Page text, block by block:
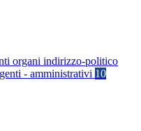
organi indirizzo-politico
- amministrativi 10